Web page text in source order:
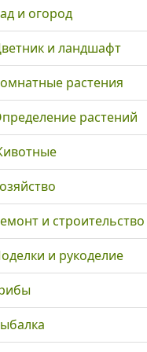
и огород
и ландшафт
растения
растений
и строительство
и рукоделие